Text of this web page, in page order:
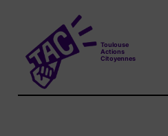
contenu
Toulouse
Actions
Citoyennes